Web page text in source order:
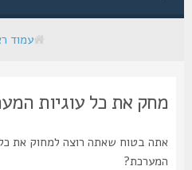
עמוד ראשי
מחק את כל עוגיות
אתה בטוח שאתה רוצה למחוק את כל
המערכת?